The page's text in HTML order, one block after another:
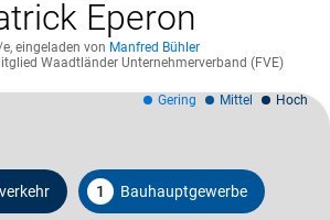
Eperon
e, eingeladen von Manfred Bühler
Waadtländer Unternehmerverband (FVE)
1 Bauhauptgewerbe
Gering Mittel Hoch